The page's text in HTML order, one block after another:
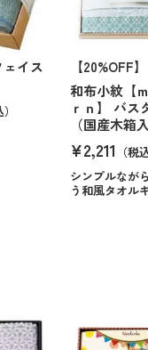
イス
【20%OFF】
和布小紋【
ｒｎ】 バス
（国産木箱
¥2,211 （税
シンプルなが
う和風タオル